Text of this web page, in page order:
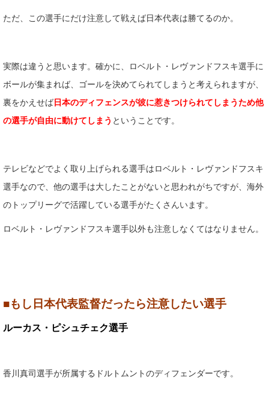
ただ、この選手にだけ注意して戦えば日本代表は勝てるのか。
実際は違うと思います。確かに、ロベルト・レヴァンドフスキ選手に
ボールが集まれば、ゴールを決めてられてしまうと考えられますが、
裏をかえせば日本のディフェンスが彼に惹きつけられてしまうため他
の選手が自由に動けてしまう ということです。
テレビなどでよく取り上げられる選手はロベルト・レヴァンドフスキ
選手なので、他の選手は大したことがないと思われがちですが、海外
のトップリーグで活躍している選手がたくさんいます。
ロベルト・レヴァンドフスキ選手以外も注意しなくてはなりません。
■もし日本代表監督だったら注意したい選手
ルーカス・ピシュチェク選手
香川真司選手が所属するドルトムントのディフェンダーです。